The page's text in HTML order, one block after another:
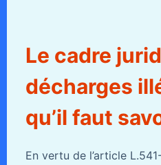
Le cadre
décharges
qu’il faut
En vertu de l’article